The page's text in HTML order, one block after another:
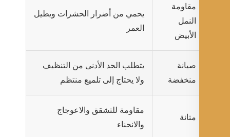
يحمي من أضرار الحشرات ويطيل
يتطلب الحد الأدنى من التنظيف
ولا يحتاج إلى تلميع منتظم
مقاومة للتشقق والاعوجاج